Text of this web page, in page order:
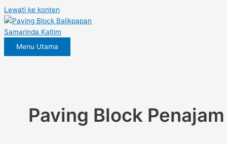
Lewati ke konten
Menu Utama
Paving Block Penajam